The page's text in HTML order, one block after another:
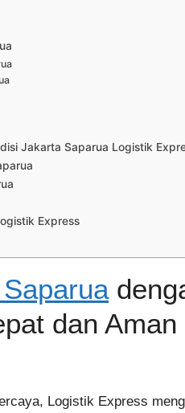
Jakarta Saparua Logistik
Express
dan
Logistik Express